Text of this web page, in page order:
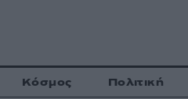
Κόσμος Πολιτική